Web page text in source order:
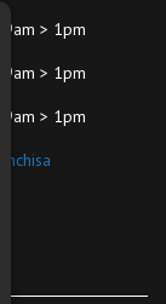
9am > 1pm
9am > 1pm
9am > 1pm
inchisa